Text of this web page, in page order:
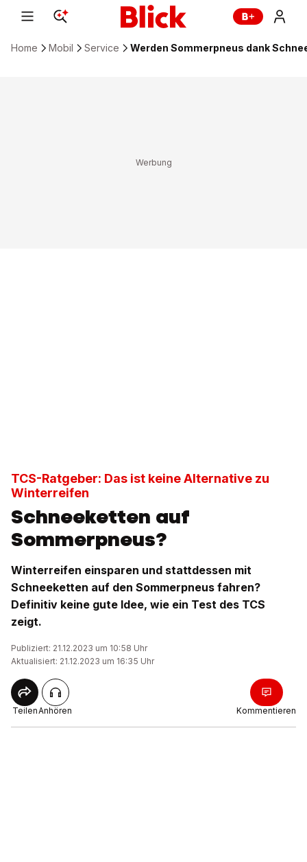
Home Mobil Service Werden Sommerpneus dank
TCS-Ratgeber: Das ist keine Alternative zu
Winterreifen
Schneeketten auf
Sommerpneus?
Winterreifen einsparen und stattdessen mit
Schneeketten auf den Sommerpneus fahren?
Definitiv keine gute Idee, wie ein Test des TCS
zeigt.
Publiziert: 21.12.2023 um 10:58 Uhr
Aktualisiert: 21.12.2023 um 16:35 Uhr
TeilenAnhören Kommentieren